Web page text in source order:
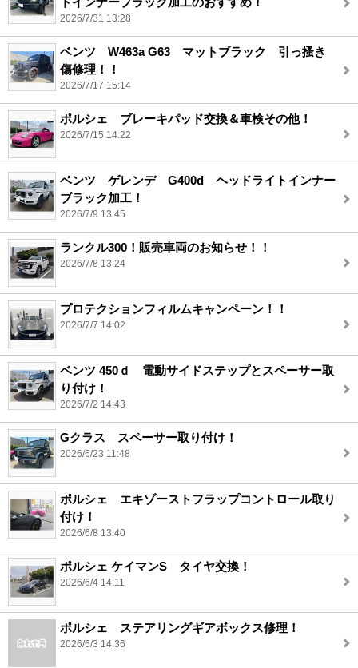
2026/7/31 13:28
ベンツ W463a G63 マットブラック 引っ搔き
傷修理！！
2026/7/17 15:14
ポルシェ ブレーキパッド交換＆車検その他！
2026/7/15 14:22
ベンツ ゲレンデ G400d ヘッドライトインナー
ブラック加工！
2026/7/9 13:45
ランクル300！販売車両のお知らせ！！
2026/7/8 13:24
プロテクションフィルムキャンペーン！！
2026/7/7 14:02
ベンツ 450ｄ 電動サイドステップとスペーサー取
り付け！
2026/7/2 14:43
Gクラス スペーサー取り付け！
2026/6/23 11:48
ポルシェ エキゾーストフラップコントロール取り
付け！
2026/6/8 13:40
ポルシェ ケイマンS タイヤ交換！
2026/6/4 14:11
ポルシェ ステアリングギアボックス修理！
2026/6/3 14:36